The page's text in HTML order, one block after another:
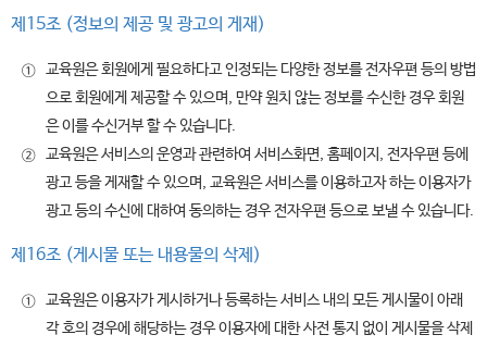
제15조 (정보의 제공 및 광고의 게재)
①
교육원은 회원에게 필요하다고 인정되는 다양한 정보를 전자우편 등의 방법
으로 회원에게 제공할 수 있으며, 만약 원치 않는 정보를 수신한 경우 회원
은 이를 수신거부 할 수 있습니다.
②
교육원은 서비스의 운영과 관련하여 서비스화면, 홈페이지, 전자우편 등에
광고 등을 게재할 수 있으며, 교육원은 서비스를 이용하고자 하는 이용자가
광고 등의 수신에 대하여 동의하는 경우 전자우편 등으로 보낼 수 있습니다.
제16조 (게시물 또는 내용물의 삭제)
①
교육원은 이용자가 게시하거나 등록하는 서비스 내의 모든 게시물이 아래
각 호의 경우에 해당하는 경우 이용자에 대한 사전 통지 없이 게시물을 삭제